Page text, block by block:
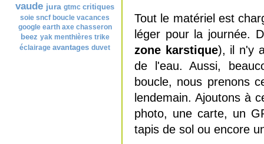
vaude jura gtmc critiques
soie sncf boucle vacances
google earth axe chasseron
beez yak menthières trike
éclairage avantages duvet
Tout le matériel est
léger pour la journée.
zone karstique), il n'y
de l'eau. Aussi,
boucle, nous prenons
lendemain. Ajoutons à
photo, une carte, un
tapis de sol ou encore